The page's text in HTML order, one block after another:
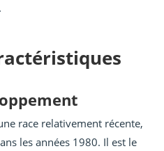
race relativement récente,
les années 1980. Il est le